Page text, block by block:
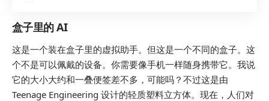
盒子里的 AI
这是一个装在盒子里的虚拟助手。但这是一个不同的盒子。这
个不是可以佩戴的设备。你需要像手机一样随身携带它。我说
它的大小大约和一叠便签差不多，可能吗？不过这是由
Teenage Engineering 设计的轻质塑料立方体。现在，人们对